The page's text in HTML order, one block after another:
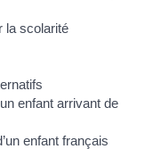
la scolarité
enfant arrivant de
enfant français